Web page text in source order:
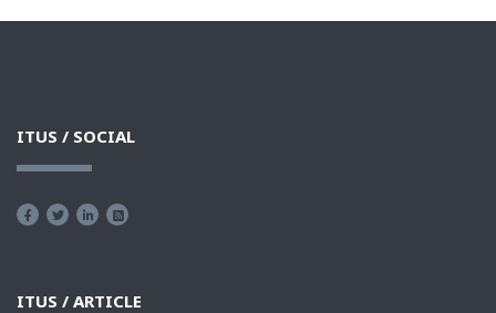
ITUS / SOCIAL
ITUS / ARTICLE